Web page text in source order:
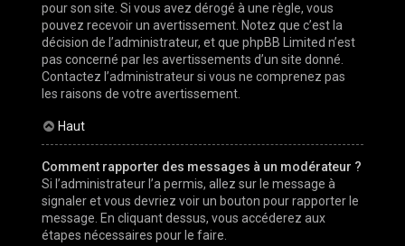
pour son site. Si vous avez dérogé à une règle, vous
pouvez recevoir un avertissement. Notez que c’est la
décision de l’administrateur, et que phpBB Limited n’est
pas concerné par les avertissements d’un site donné.
Contactez l’administrateur si vous ne comprenez pas
les raisons de votre avertissement.
Haut
Comment rapporter des messages à un modérateur ?
Si l’administrateur l’a permis, allez sur le message à
signaler et vous devriez voir un bouton pour rapporter le
message. En cliquant dessus, vous accéderez aux
étapes nécessaires pour le faire.